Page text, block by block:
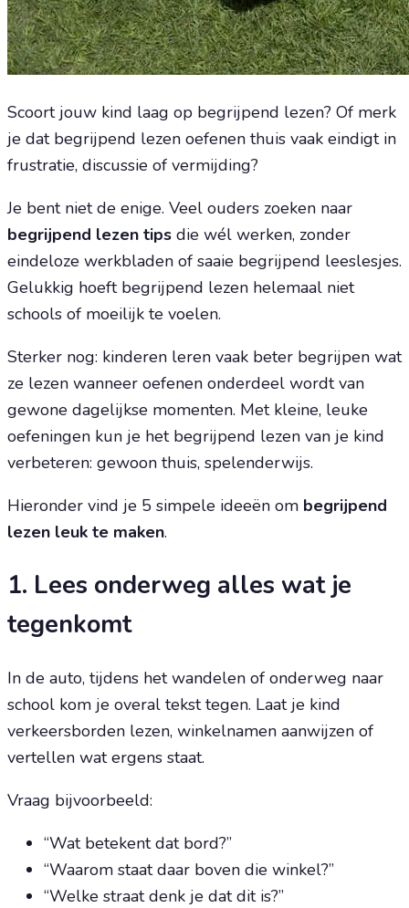
Scoort jouw kind laag op begrijpend lezen? Of merk
je dat begrijpend lezen oefenen thuis vaak eindigt in
frustratie, discussie of vermijding?
Je bent niet de enige. Veel ouders zoeken naar
begrijpend lezen tips die wél werken, zonder
eindeloze werkbladen of saaie begrijpend leeslesjes.
Gelukkig hoeft begrijpend lezen helemaal niet
schools of moeilijk te voelen.
Sterker nog: kinderen leren vaak beter begrijpen wat
ze lezen wanneer oefenen onderdeel wordt van
gewone dagelijkse momenten. Met kleine, leuke
oefeningen kun je het begrijpend lezen van je kind
verbeteren: gewoon thuis, spelenderwijs.
Hieronder vind je 5 simpele ideeën om begrijpend
lezen leuk te maken.
1. Lees onderweg alles wat je
tegenkomt
In de auto, tijdens het wandelen of onderweg naar
school kom je overal tekst tegen. Laat je kind
verkeersborden lezen, winkelnamen aanwijzen of
vertellen wat ergens staat.
Vraag bijvoorbeeld:
“Wat betekent dat bord?”
“Waarom staat daar boven die winkel?”
“Welke straat denk je dat dit is?”